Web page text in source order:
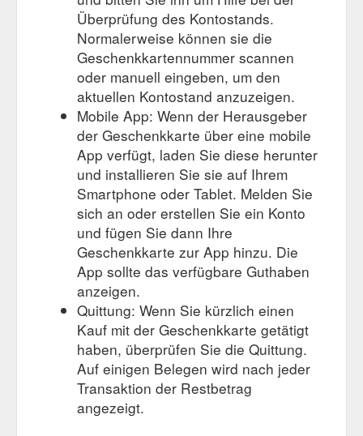
unserem Fotostudio rücken wir Dich ins richtige Licht und
fertigen eine Serie professioneller Aufnahmen an, die auf
einem USB...https://www.lostlegends.de/foto-shooting-
gutschein-professionelle-fotos-im-gothic-stil--18347.html
Foto-Shooting im Steampunk-Stil ab 349,-
Foto-Shooting im
Steampunk-Stil: Buche ein professionelles Photoshooting (1
Person) im Steampunk Stil wie auf unseren Produktbildern.
Zum Verschenken an Fotobegeisterte oder natürlich auch zum
selbst teilnehmen! In unserem Fotostudio rücken wir Dich bei
einem leckeren Glas Beerenwein oder Met ins...
https://www.lostlegends.de/foto-shooting-gutschein-
professionelle-fotos-im-steampunk-stil--18348.html
Mittelalterliches Burgfest - 06. August 2011, Bad Bederkesa
gleichzeitig ein Gutschein für ein leckeres Eis. Im Eintrittspreis
enthalten ist der kostenfreie Besuch der Burg Bederkesa.
Fahrgäste der Museumsbahn erhalten gegen Vorlage des
Sonderfahrscheines eine Ermäßigung von 2,00 € auf den
Eintritt für Besucher ab 12 Jahren. Veranstalter: Burgschänke
– Burg Bederkesa in Zusammenarbeit
https://www.lostlegends.de/mittelaltermarkt-27624-
bad%20bederkesa-06-08-2011/
Überprüfung des Kontostands.
Normalerweise können sie die
Geschenkkartennummer scannen
oder manuell eingeben, um den
aktuellen Kontostand anzuzeigen.
Mobile App: Wenn der Herausgeber
der Geschenkkarte über eine mobile
App verfügt, laden Sie diese herunter
und installieren Sie sie auf Ihrem
Smartphone oder Tablet. Melden Sie
sich an oder erstellen Sie ein Konto
und fügen Sie dann Ihre
Geschenkkarte zur App hinzu. Die
App sollte das verfügbare Guthaben
anzeigen.
Quittung: Wenn Sie kürzlich einen
Kauf mit der Geschenkkarte getätigt
haben, überprüfen Sie die Quittung.
Auf einigen Belegen wird nach jeder
Transaktion der Restbetrag
angezeigt.